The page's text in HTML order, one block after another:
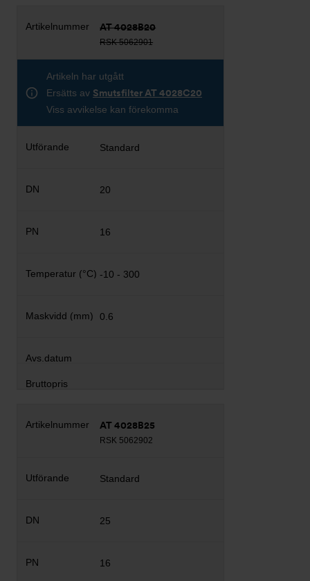
AT 4028B20
RSK 5062901
Artikeln har utgått
Ersätts av Smutsfilter AT 4028C20
Viss avvikelse kan förekomma
Standard
20
16
-10 - 300
0.6
AT 4028B25
RSK 5062902
Standard
25
16